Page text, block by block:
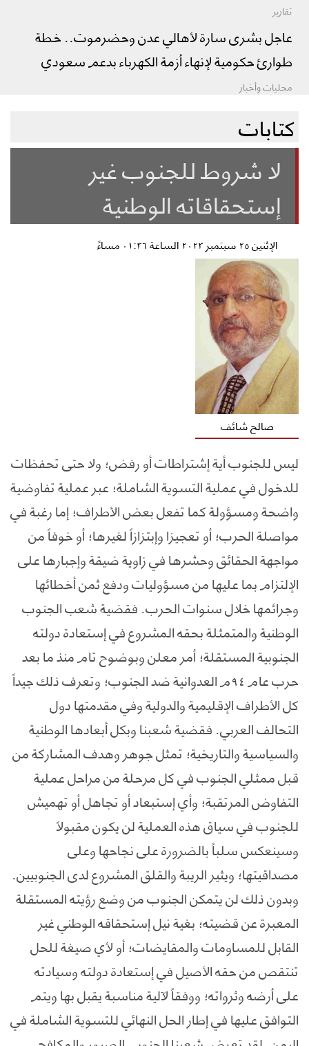
تقارير
عاجل بشرى سارة لأهالي عدن وحضرموت.. خطة
طوارئ حكومية لإنهاء أزمة الكهرباء بدعم سعودي
محليات وأخبار
كتابات
لا شروط للجنوب غير
إستحقاقاته الوطنية
الإثنين ٢٥ سبتمبر ٢٠٢٣ الساعة ٠١:٣٦ مساءً
صالح شائف
ليس للجنوب أية إشتراطات أو رفض؛ ولا حتى تحفظات
للدخول في عملية التسوية الشاملة؛ عبر عملية تفاوضية
واضحة ومسؤولة كما تفعل بعض الأطراف؛ إما رغبة في
مواصلة الحرب؛ أو تعجيزا وإبتزازاً لغيرها؛ أو خوفاً من
مواجهة الحقائق وحشرها في زاوية ضيقة وإجبارها على
الإلتزام بما عليها من مسؤوليات ودفع ثمن أخطائها
وجرائمها خلال سنوات الحرب. فقضية شعب الجنوب
الوطنية والمتمثلة بحقه المشروع في إستعادة دولته
الجنوبية المستقلة؛ أمر معلن وبوضوح تام منذ ما بعد
حرب عام ٩٤م العدوانية ضد الجنوب؛ وتعرف ذلك جيداً
كل الأطراف الإقليمية والدولية وفي مقدمتها دول
التحالف العربي. فقضية شعبنا وبكل أبعادها الوطنية
والسياسية والتاريخية؛ تمثل جوهر وهدف المشاركة من
قبل ممثلي الجنوب في كل مرحلة من مراحل عملية
التفاوض المرتقبة؛ وأي إستبعاد أو تجاهل أو تهميش
للجنوب في سياق هذه العملية لن يكون مقبولاً
وسينعكس سلباً بالضرورة على نجاحها وعلى
مصداقيتها؛ ويثير الريبة والقلق المشروع لدى الجنوبيين.
وبدون ذلك لن يتمكن الجنوب من وضع رؤيته المستقلة
المعبرة عن قضيته؛ بغية نيل إستحقاقه الوطني غير
القابل للمساومات والمقايضات؛ أو لأي صيغة للحل
تنتقص من حقه الأصيل في إستعادة دولته وسيادته
على أرضه وثرواته؛ ووفقاً لآلية مناسبة يقبل بها ويتم
التوافق عليها في إطار الحل النهائي للتسوية الشاملة في